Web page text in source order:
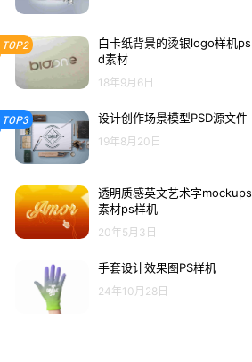
TOP2
白卡纸背景的烫银logo样机ps
d素材
18年9月6日
TOP3 设计创作场景模型PSD源文件
19年8月20日
透明质感英文艺术字mockups
素材ps样机
20年5月3日
手套设计效果图PS样机
24年10月28日